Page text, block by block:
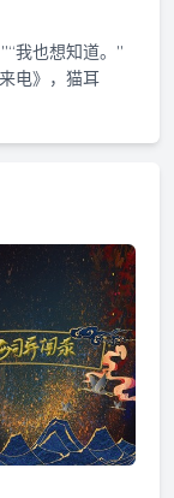
我也想知道。”
电》，猫耳